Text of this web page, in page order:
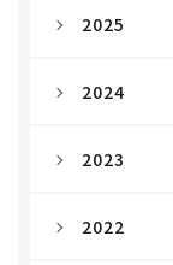
2025
2024
2023
2022